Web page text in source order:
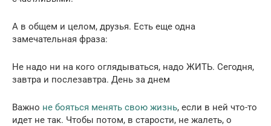
А в общем и целом, друзья. Есть еще одна
замечательная фраза:
Не надо ни на кого оглядываться, надо ЖИТЬ. Сегодня,
завтра и послезавтра. День за днем
Важно не бояться менять свою жизнь, если в ней что-то
идет не так. Чтобы потом, в старости, не жалеть, о